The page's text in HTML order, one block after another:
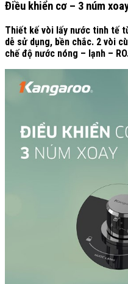
Điều khiển cơ – 3 núm
Thiết kế vòi lấy nước tinh tế
dễ sử dụng, bền chắc. 2 vòi
chế độ nước nóng – lạnh –